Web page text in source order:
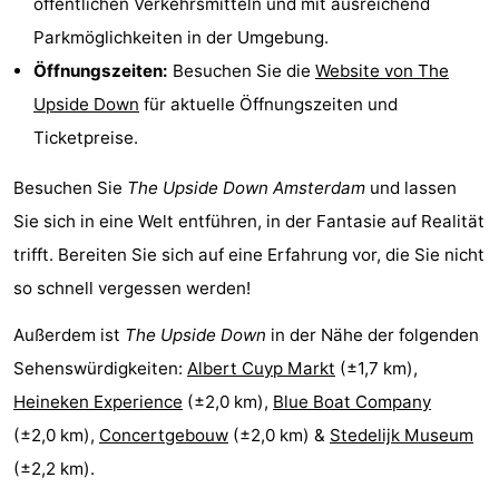
Südholland
Praktisch
Reisebuchshop
Őffentliche
Hauptbahnhof
Schiphol
Parken
Parkmöglichkeiten in der Umgebung.
Öffnungszeiten: Besuchen Sie die Website von The
Upside Down für aktuelle Öffnungszeiten und
Ticketpreise.
Besuchen Sie The Upside Down Amsterdam und lassen
Sie sich in eine Welt entführen, in der Fantasie auf Realität
trifft. Bereiten Sie sich auf eine Erfahrung vor, die Sie nicht
so schnell vergessen werden!
Außerdem ist The Upside Down in der Nähe der folgenden
Sehenswürdigkeiten: Albert Cuyp Markt (±1,7 km),
Heineken Experience (±2,0 km), Blue Boat Company
(±2,0 km), Concertgebouw (±2,0 km) & Stedelijk Museum
(±2,2 km).